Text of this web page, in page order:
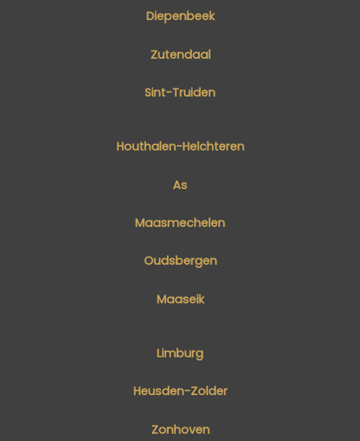
Diepenbeek
Zutendaal
Sint-Truiden
Houthalen-Helchteren
As
Maasmechelen
Oudsbergen
Maaseik
Limburg
Heusden-Zolder
Zonhoven